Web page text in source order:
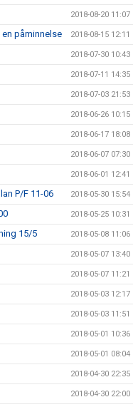
2018-08-20 11:07
påminnelse 2018-08-15 12:11
2018-07-30 10:43
2018-07-11 14:35
2018-07-03 21:53
2018-06-26 10:15
2018-06-17 18:08
2018-06-07 07:30
2018-06-01 12:41
P/F 11-06 2018-05-30 15:54
2018-05-25 10:31
15/5 2018-05-08 11:06
2018-05-07 13:40
2018-05-07 11:21
2018-05-03 12:17
2018-05-03 11:51
2018-05-01 10:36
2018-05-01 08:04
2018-04-30 22:35
2018-04-30 22:00